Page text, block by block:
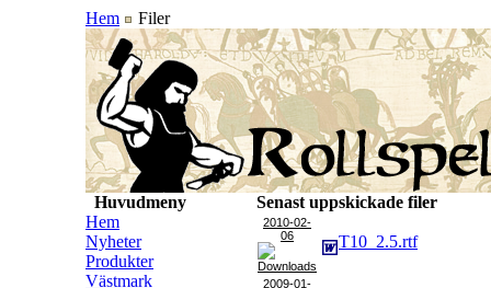
Hem Filer
Huvudmeny
Hem
Nyheter
Produkter
Västmark
Senast uppskickade filer
2010-02-
06
T10_2.5.rtf
2009-01-